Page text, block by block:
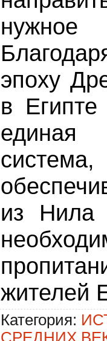
эпоху
в
единая
система,
из Нила
жителей
Категория:
СРЕДНИХ